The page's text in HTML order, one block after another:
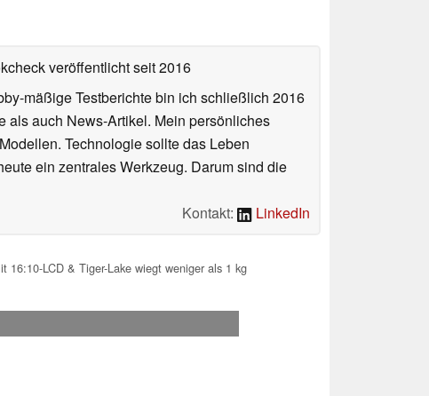
veröffentlichtseit 2016
mäßige Testberichte bin ich schließlich 2016
als auch News-Artikel. Mein persönliches
Technologie sollte das Leben
ein zentrales Werkzeug. Darum sind die
Kontakt:
LinkedIn
16:10-LCD & Tiger-Lake wiegt weniger als 1 kg